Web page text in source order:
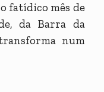
fatídico mês de
da Barra da
num